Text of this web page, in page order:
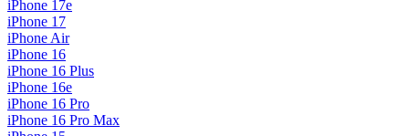
iPhone 17e
iPhone 17
iPhone Air
iPhone 16
iPhone 16 Plus
iPhone 16e
iPhone 16 Pro
iPhone 16 Pro Max